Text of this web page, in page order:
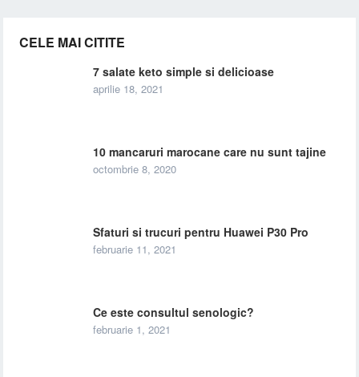
CELE MAI CITITE
7 salate keto simple si delicioase
aprilie 18, 2021
10 mancaruri marocane care nu sunt tajine
octombrie 8, 2020
Sfaturi si trucuri pentru Huawei P30 Pro
februarie 11, 2021
Ce este consultul senologic?
februarie 1, 2021